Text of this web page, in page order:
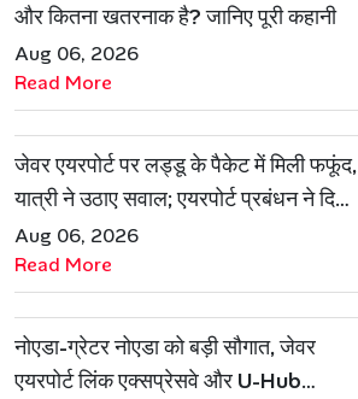
और कितना खतरनाक है? जानिए पूरी कहानी
Aug 06, 2026
Read More
जेवर एयरपोर्ट पर लड्डू के पैकेट में मिली फफूंद,
यात्री ने उठाए सवाल; एयरपोर्ट प्रबंधन ने दिया
जवाब
Aug 06, 2026
Read More
नोएडा-ग्रेटर नोएडा को बड़ी सौगात, जेवर
एयरपोर्ट लिंक एक्सप्रेसवे और U-Hub